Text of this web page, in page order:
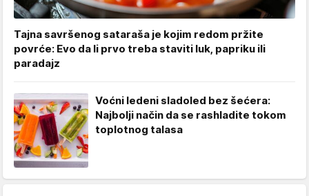
Tajna savršenog sataraša je kojim redom pržite
povrće: Evo da li prvo treba staviti luk, papriku ili
paradajz
Voćni ledeni sladoled bez šećera:
Najbolji način da se rashladite tokom
toplotnog talasa